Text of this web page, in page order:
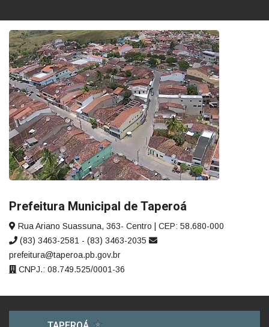
Prefeitura Municipal de Taperoá
Rua Ariano Suassuna, 363- Centro | CEP: 58.680-000
(83) 3463-2581 - (83) 3463-2035
prefeitura@taperoa.pb.gov.br
CNPJ.: 08.749.525/0001-36